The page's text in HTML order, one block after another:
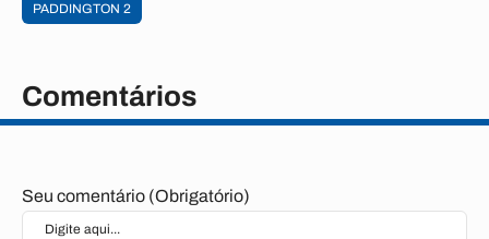
PADDINGTON 2
Comentários
Seu comentário (Obrigatório)